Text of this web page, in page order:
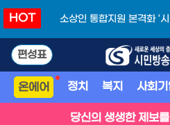
HOT
소상인 통합지원 본격화 ‘
편성표
온에어 정치 복지 사회기
당신의 생생한 제보